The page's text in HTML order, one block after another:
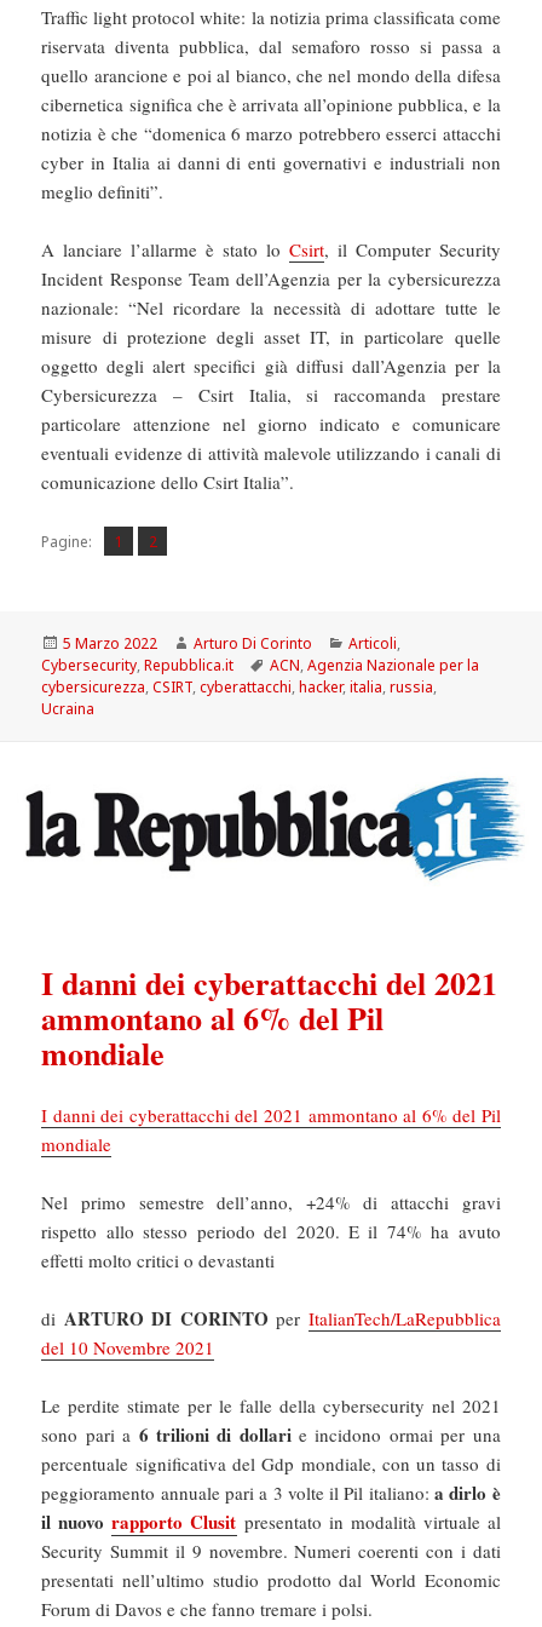
Traffic light protocol white: la notizia prima classificata come
riservata diventa pubblica, dal semaforo rosso si passa a
quello arancione e poi al bianco, che nel mondo della difesa
cibernetica significa che è arrivata all’opinione pubblica, e la
notizia è che “domenica 6 marzo potrebbero esserci attacchi
cyber in Italia ai danni di enti governativi e industriali non
meglio definiti”.
A lanciare l’allarme è stato lo Csirt, il Computer Security
Incident Response Team dell’Agenzia per la cybersicurezza
nazionale: “Nel ricordare la necessità di adottare tutte le
misure di protezione degli asset IT, in particolare quelle
oggetto degli alert specifici già diffusi dall’Agenzia per la
Cybersicurezza – Csirt Italia, si raccomanda prestare
particolare attenzione nel giorno indicato e comunicare
eventuali evidenze di attività malevole utilizzando i canali di
comunicazione dello Csirt Italia”.
Pagine: Pagina
1 ,
Pagina
2
Scritto
il
5 Marzo 2022 Autore
Arturo Di Corinto Categorie
Articoli,
Cybersecurity,Repubblica.it Tag
ACN,Agenzia Nazionale per la
cybersicurezza,CSIRT,cyberattacchi,hacker,italia,russia,
Ucraina
I danni dei cyberattacchi del 2021
ammontano al 6% del Pil
mondiale
I danni dei cyberattacchi del 2021 ammontano al 6% del Pil
mondiale
Nel primo semestre dell’anno, +24% di attacchi gravi
rispetto allo stesso periodo del 2020. E il 74% ha avuto
effetti molto critici o devastanti
di ARTURO DI CORINTO per ItalianTech/LaRepubblica
del 10 Novembre 2021
Le perdite stimate per le falle della cybersecurity nel 2021
sono pari a 6 trilioni di dollarie incidono ormai per una
percentuale significativa del Gdp mondiale, con un tasso di
peggioramento annuale pari a 3 volte il Pil italiano: a dirlo è
il nuovorapporto Clusit presentato in modalità virtuale al
Security Summit il 9 novembre. Numeri coerenti con i dati
presentati nell’ultimo studio prodotto dal World Economic
Forum di Davos e che fanno tremare i polsi.